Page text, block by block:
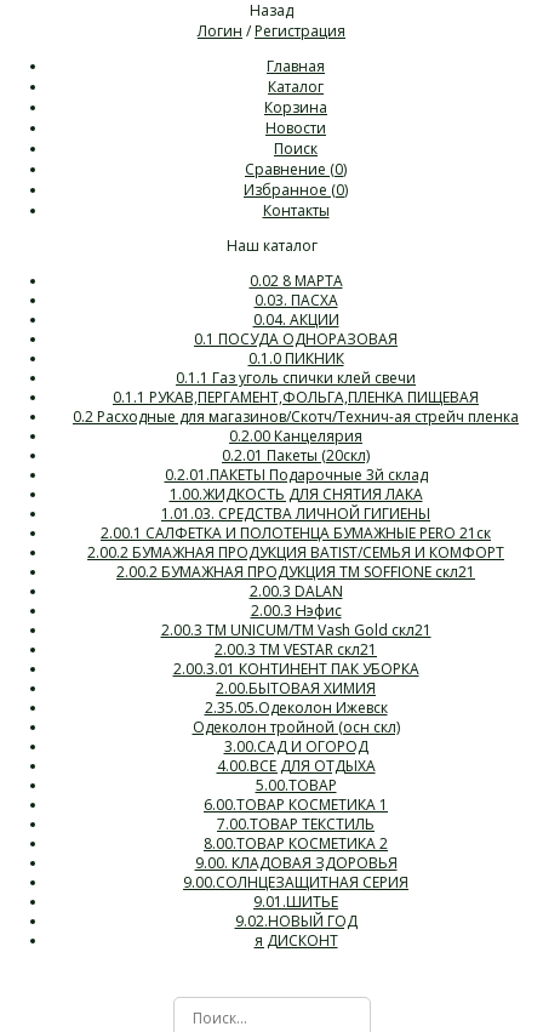
Назад
Логин /Регистрация
Главная
Каталог
Корзина
Новости
Поиск
Сравнение (0)
Избранное (0)
Контакты
Наш каталог
0.02 8 МАРТА
0.03. ПАСХА
0.04. АКЦИИ
0.1 ПОСУДА ОДНОРАЗОВАЯ
0.1.0 ПИКНИК
0.1.1 Газ уголь спички клей свечи
0.1.1 РУКАВ,ПЕРГАМЕНТ,ФОЛЬГА,ПЛЕНКА ПИЩЕВАЯ
0.2 Расходные для магазинов/Скотч/Технич-ая стрейч пленка
0.2.00 Канцелярия
0.2.01 Пакеты (20скл)
0.2.01.ПАКЕТЫ Подарочные 3й склад
1.00.ЖИДКОСТЬ ДЛЯ СНЯТИЯ ЛАКА
1.01.03. СРЕДСТВА ЛИЧНОЙ ГИГИЕНЫ
2.00.1 САЛФЕТКА И ПОЛОТЕНЦА БУМАЖНЫЕ PERO 21ск
2.00.2 БУМАЖНАЯ ПРОДУКЦИЯ BATIST/СЕМЬЯ И КОМФОРТ
2.00.2 БУМАЖНАЯ ПРОДУКЦИЯ ТМ SOFFIONE скл21
2.00.3 DALAN
2.00.3 Нэфис
2.00.3 ТМ UNICUM/ТМ Vash Gold скл21
2.00.3 ТМ VESTAR скл21
2.00.3.01 КОНТИНЕНТ ПАК УБОРКА
2.00.БЫТОВАЯ ХИМИЯ
2.35.05.Одеколон Ижевск
Одеколон тройной (осн скл)
3.00.САД И ОГОРОД
4.00.ВСЕ ДЛЯ ОТДЫХА
5.00.ТОВАР
6.00.ТОВАР КОСМЕТИКА 1
7.00.ТОВАР ТЕКСТИЛЬ
8.00.ТОВАР КОСМЕТИКА 2
9.00. КЛАДОВАЯ ЗДОРОВЬЯ
9.00.СОЛНЦЕЗАЩИТНАЯ СЕРИЯ
9.01.ШИТЬЕ
9.02.НОВЫЙ ГОД
я ДИСКОНТ